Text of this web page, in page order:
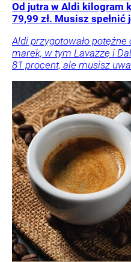
Od jutra w Aldi kilogram
79,99 zł. Musisz spełnić
Aldi przygotowało
marek, w tym Lavazzę i
81 procent, ale musisz